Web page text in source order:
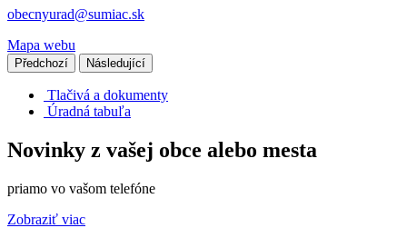
obecnyurad@sumiac.sk
Mapa webu
Předchozí Následující
Tlačivá a dokumenty
Úradná tabuľa
Novinky z vašej obce alebo mesta
priamo vo vašom telefóne
Zobraziť viac